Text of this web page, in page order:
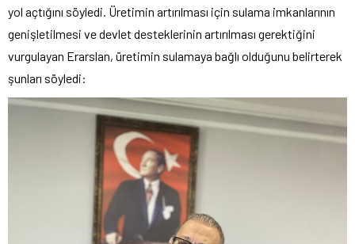
yol açtığını söyledi. Üretimin artırılması için sulama imkanlarının
genişletilmesi ve devlet desteklerinin artırılması gerektiğini
vurgulayan Erarslan, üretimin sulamaya bağlı olduğunu belirterek
şunları söyledi: